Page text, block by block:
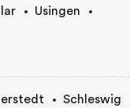
Usingen
Schleswig